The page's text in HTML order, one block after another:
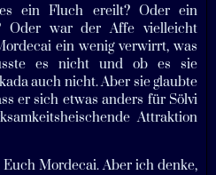
ein Fluch ereilt? Oder ein
Oder war der Affe vielleicht
ein wenig verwirrt, was
es nicht und ob es sie
auch nicht. Aber sie glaubte
er sich etwas anders für Sölvi
Attraktion
Mordecai. Aber ich denke,